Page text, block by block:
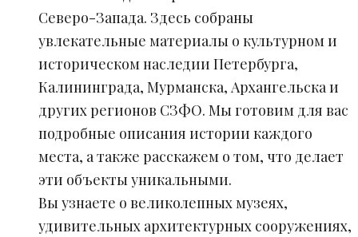
Северо-Запада. Здесь собраны
увлекательные материалы о культурном и
историческом наследии Петербурга,
Калининграда, Мурманска, Архангельска и
других регионов СЗФО. Мы готовим для вас
подробные описания истории каждого
места, а также расскажем о том, что делает
эти объекты уникальными.
Вы узнаете о великолепных музеях,
удивительных архитектурных сооружениях,